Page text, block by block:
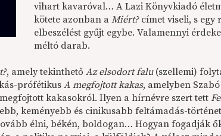
vihart kavaróval… A Lazi Könyvkiadó
kötete azonban aMiért?címet viseli, s egy
elbeszélést gyűjt egybe. Valamennyi
méltó darab.
, amely tekinthetőAz elsodort falu(szellemi)
prófétikusA megfojtott kakas, amelyben
kakasokról. Ilyen a hírnévre szert tett
keményebb és cinikusabb feltámadás-
élni, békén, boldogan… Hogyan fogadják